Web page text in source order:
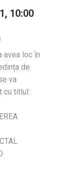
10:00
avea loc în
de
va
cu titlul: